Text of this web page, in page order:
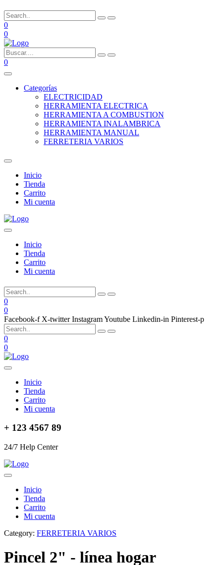
0
0
0
Categorías
ELECTRICIDAD
HERRAMIENTA ELECTRICA
HERRAMIENTA A COMBUSTION
HERRAMIENTA INALAMBRICA
HERRAMIENTA MANUAL
FERRETERIA VARIOS
Inicio
Tienda
Carrito
Mi cuenta
Inicio
Tienda
Carrito
Mi cuenta
0
0
Facebook-f X-twitter InstagramYoutube Linkedin-in Pinterest-p
0
0
Inicio
Tienda
Carrito
Mi cuenta
+ 123 4567 89
24/7 Help Center
Inicio
Tienda
Carrito
Mi cuenta
Category: FERRETERIA VARIOS
Pincel 2" - línea hogar